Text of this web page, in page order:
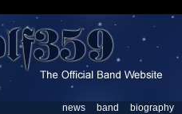
news band biography